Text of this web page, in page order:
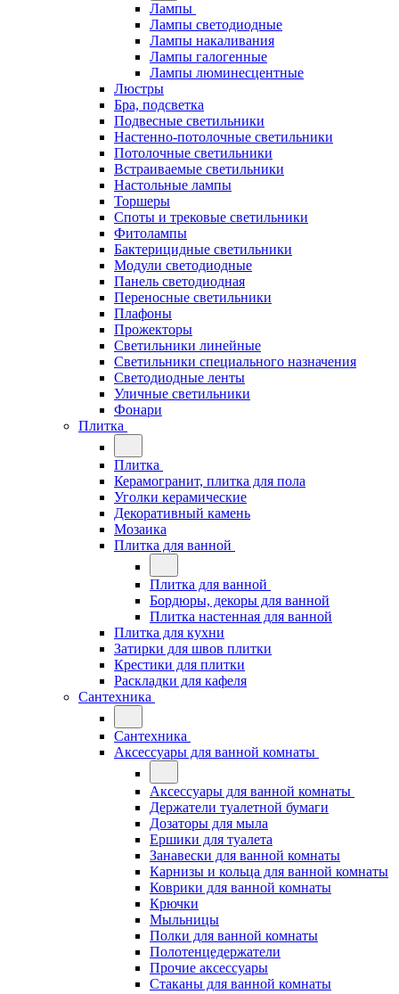
Лампы
Лампы светодиодные
Лампы накаливания
Лампы галогенные
Лампы люминесцентные
Люстры
Бра, подсветка
Подвесные светильники
Настенно-потолочные светильники
Потолочные светильники
Встраиваемые светильники
Настольные лампы
Торшеры
Споты и трековые светильники
Фитолампы
Бактерицидные светильники
Модули светодиодные
Панель светодиодная
Переносные светильники
Плафоны
Прожекторы
Светильники линейные
Светильники специального назначения
Светодиодные ленты
Уличные светильники
Фонари
Плитка
Плитка
Керамогранит, плитка для пола
Уголки керамические
Декоративный камень
Мозаика
Плитка для ванной
Плитка для ванной
Бордюры, декоры для ванной
Плитка настенная для ванной
Плитка для кухни
Затирки для швов плитки
Крестики для плитки
Раскладки для кафеля
Сантехника
Сантехника
Аксессуары для ванной комнаты
Аксессуары для ванной комнаты
Держатели туалетной бумаги
Дозаторы для мыла
Ершики для туалета
Занавески для ванной комнаты
Карнизы и кольца для ванной комнаты
Коврики для ванной комнаты
Крючки
Мыльницы
Полки для ванной комнаты
Полотенцедержатели
Прочие аксессуары
Стаканы для ванной комнаты